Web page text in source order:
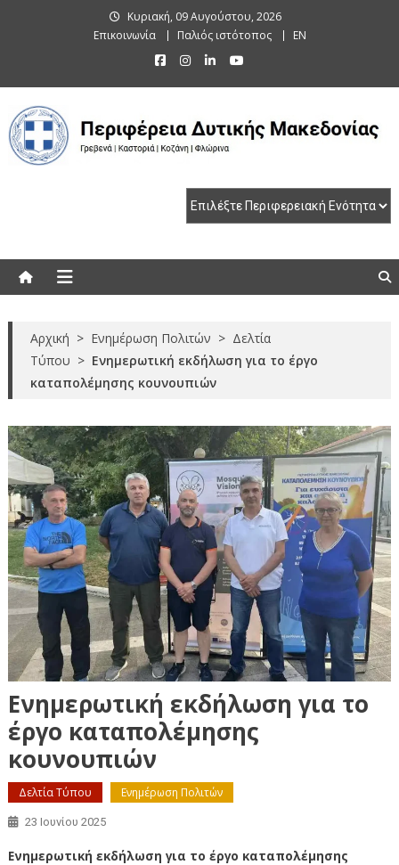
Κυριακή, 09 Αυγούστου, 2026
Επικοινωνία
Παλιός ιστότοπος EN
Αρχική > Ενημέρωση Πολιτών > Δελτία
Τύπου > Ενημερωτική εκδήλωση για το έργο
καταπολέμησης κουνουπιών
Ενημερωτική εκδήλωση για το
έργο καταπολέμησης
κουνουπιών
Δελτία Τύπου Ενημέρωση Πολιτών
23 Ιουνίου 2025
Ενημερωτική εκδήλωση για το έργο καταπολέμησης